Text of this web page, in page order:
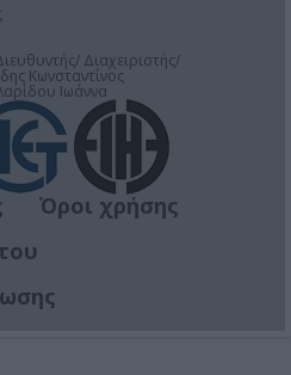
Διαχειριστής/
Κωνσταντίνος
Ιωάννα
Όροι χρήσης